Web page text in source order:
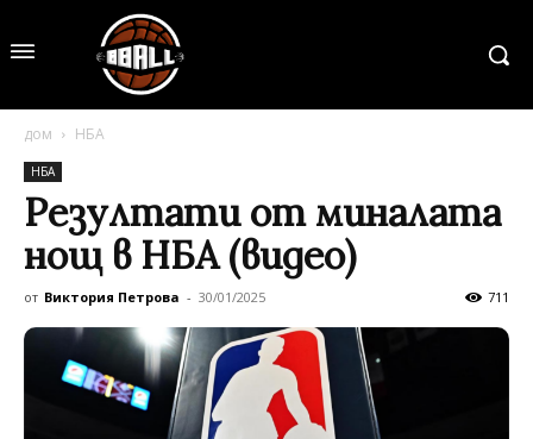
дом НБА
НБА
Резултати от миналата
нощ в НБА (видео)
от Виктория Петрова - 30/01/2025 711